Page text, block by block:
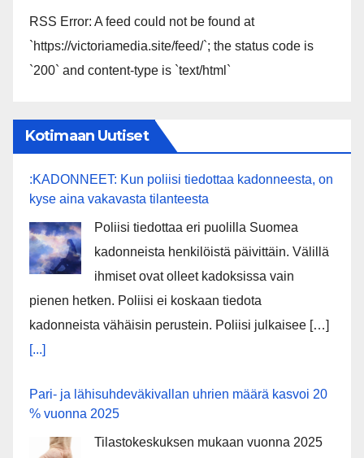
RSS Error: A feed could not be found at
`https://victoriamedia.site/feed/`; the status code is
`200` and content-type is `text/html`
Kotimaan Uutiset
:KADONNEET: Kun poliisi tiedottaa kadonneesta, on
kyse aina vakavasta tilanteesta
Poliisi tiedottaa eri puolilla Suomea
kadonneista henkilöistä päivittäin. Välillä
ihmiset ovat olleet kadoksissa vain
pienen hetken. Poliisi ei koskaan tiedota
kadonneista vähäisin perustein. Poliisi julkaisee […]
[...]
Pari- ja lähisuhdeväkivallan uhrien määrä kasvoi 20
% vuonna 2025
Tilastokeskuksen mukaan vuonna 2025